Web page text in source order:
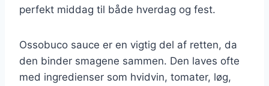
perfekt middag til både hverdag og fest.
Ossobuco sauce er en vigtig del af retten, da
den binder smagene sammen. Den laves ofte
med ingredienser som hvidvin, tomater, løg,